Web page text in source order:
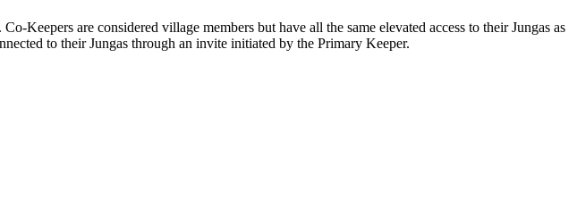
Keepers are considered village members but have all the same elevated access to their Jungas as
to their Jungas through an invite initiated by the Primary Keeper.